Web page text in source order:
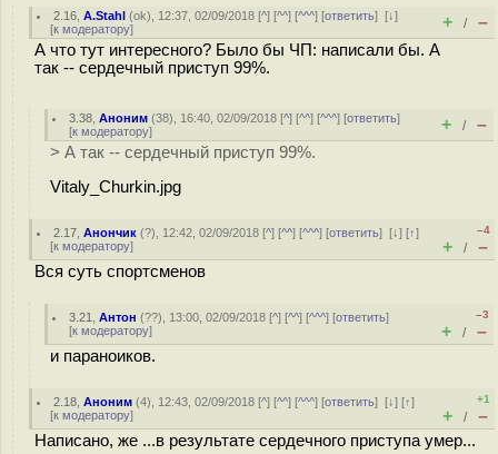
2.16 ,A.Stahl (ok), 12:37, 02/09/2018 [^] [^^] [^^^] [ответить][↓]
[к модератору] + / –
А что тут интересного? Было бы ЧП: написали бы. А
так -- сердечный приступ 99%.
3.38 ,Аноним (38), 16:40, 02/09/2018 [^] [^^] [^^^] [ответить]
[к модератору] + / –
> А так -- сердечный приступ 99%.
Vitaly_Churkin.jpg
2.17 ,Анончик (?), 12:42, 02/09/2018 [^] [^^] [^^^] [ответить][↓] [↑]
[к модератору]
–4
+ / –
Вся суть спортсменов
3.21 ,Антон (??), 13:00, 02/09/2018 [^] [^^] [^^^] [ответить]
[к модератору]
–3
+ / –
и параноиков.
2.18 ,Аноним (4), 12:43, 02/09/2018 [^] [^^] [^^^] [ответить][↓] [↑]
[к модератору]
+1
+ / –
Написано, же ...в результате сердечного приступа умер...